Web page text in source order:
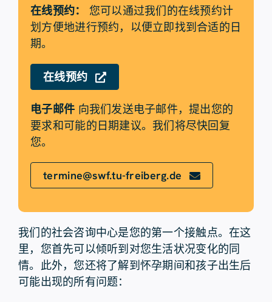
我们的社会咨询中心是您的第一个接触点。在这
里，您首先可以倾听到对您生活状况变化的同
情。此外，您还将了解到怀孕期间和孩子出生后
可能出现的所有问题：
在线预约：
您可以通过我们的在线预约计
划方便地进行预约，以便立即找到合适的日
期。
在线预约
电子邮件 向我们发送电子邮件，提出您的
要求和可能的日期建议。我们将尽快回复
您。
termine@swf.tu-freiberg.de